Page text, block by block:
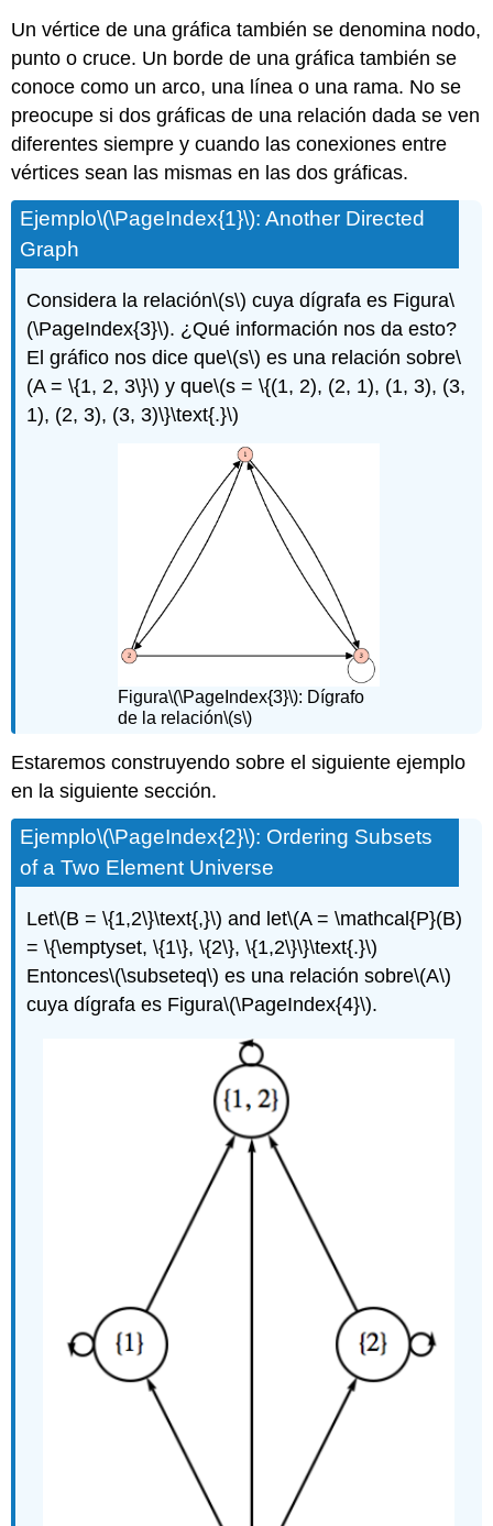
Un vértice de una gráfica también se denomina nodo,
punto o cruce. Un borde de una gráfica también se
conoce como un arco, una línea o una rama. No se
preocupe si dos gráficas de una relación dada se ven
diferentes siempre y cuando las conexiones entre
vértices sean las mismas en las dos gráficas.
Ejemplo\(\PageIndex{1}\): Another Directed
Graph
Considera la relación\(s\) cuya dígrafa es Figura\
(\PageIndex{3}\). ¿Qué información nos da esto?
El gráfico nos dice que\(s\) es una relación sobre\
(A = \{1, 2, 3\}\) y que\(s = \{(1, 2), (2, 1), (1, 3), (3,
1), (2, 3), (3, 3)\}\text{.}\)
Figura\(\PageIndex{3}\): Dígrafo
de la relación\(s\)
Estaremos construyendo sobre el siguiente ejemplo
en la siguiente sección.
Ejemplo\(\PageIndex{2}\): Ordering Subsets
of a Two Element Universe
Let\(B = \{1,2\}\text{,}\) and let\(A = \mathcal{P}(B)
= \{\emptyset, \{1\}, \{2\}, \{1,2\}\}\text{.}\)
Entonces\(\subseteq\) es una relación sobre\(A\)
cuya dígrafa es Figura\(\PageIndex{4}\).